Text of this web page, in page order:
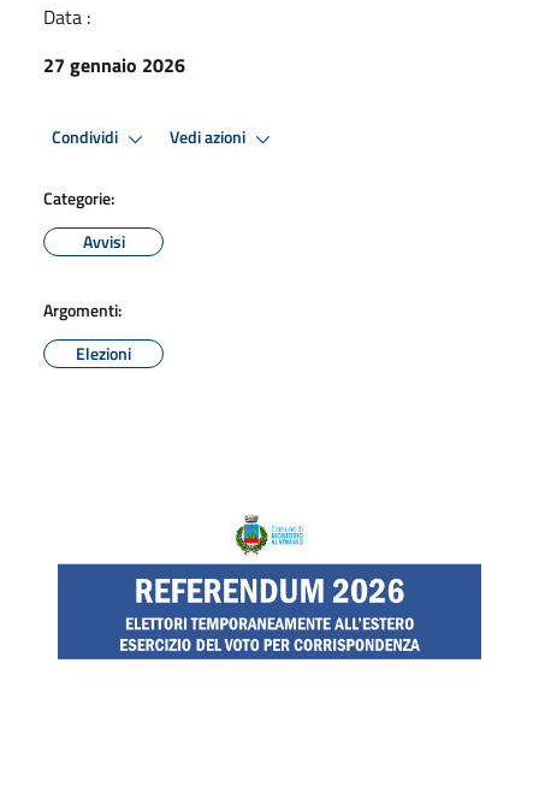
Data :
27 gennaio 2026
Condividi Vedi azioni
Categorie:
Avvisi
Argomenti:
Elezioni